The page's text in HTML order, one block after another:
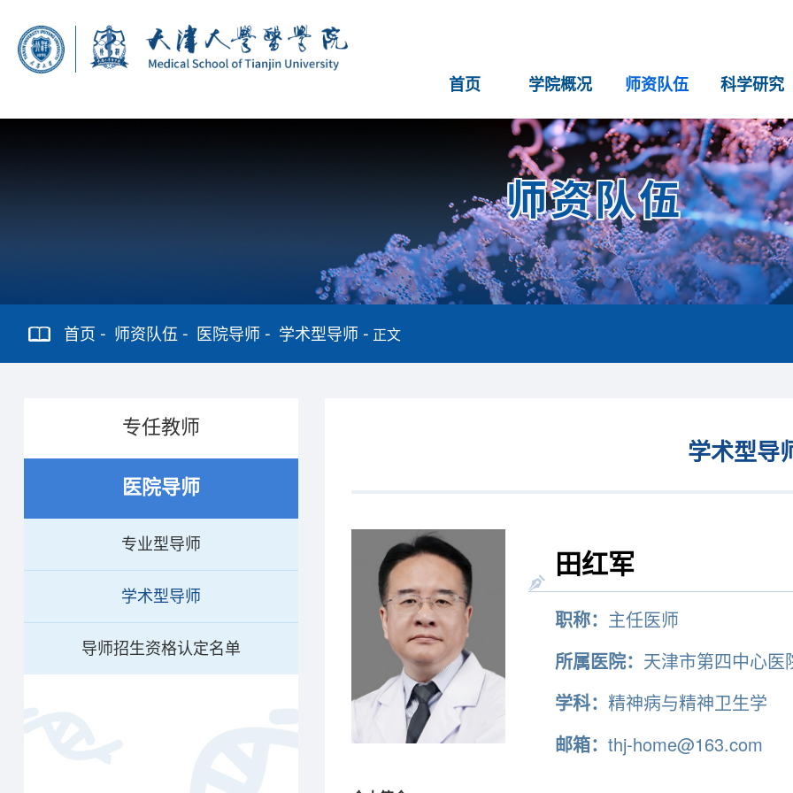
首页 学院概况 师资队伍 科学研究
师资队伍
首页 师资队伍 医院导师 学术型导师 正文
学术型导
田红军
职称： 主任医师
所属医院： 天津市第四中心医
学科： 精神病与精神卫生学
邮箱： thj-home@163.com
专任教师
医院导师
专业型导师
学术型导师
导师招生资格认定名单